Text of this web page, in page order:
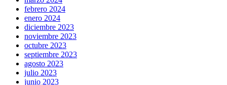
febrero 2024
enero 2024
diciembre 2023
noviembre 2023
octubre 2023
septiembre 2023
agosto 2023
julio 2023
junio 2023